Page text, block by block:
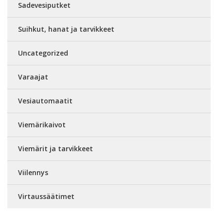
Sadevesiputket
Suihkut, hanat ja tarvikkeet
Uncategorized
Varaajat
Vesiautomaatit
Viemärikaivot
Viemärit ja tarvikkeet
Viilennys
Virtaussäätimet